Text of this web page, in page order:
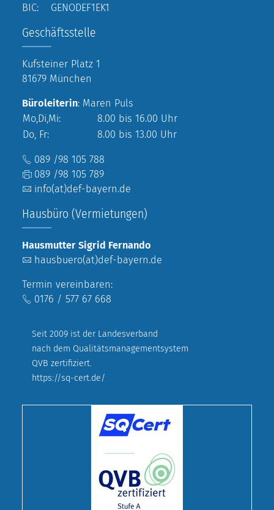
BIC: GENODEF1EK1
Geschäftsstelle
Kufsteiner Platz 1
81679 München
Büroleiterin: Maren Puls
Mo,Di,Mi:
8.00 bis 16.00 Uhr
Do, Fr:
8.00 bis 13.00 Uhr
089 /98 105 788
089 /98 105 789
info(at)def-bayern.de
Hausbüro (Vermietungen)
Hausmutter Sigrid Fernando
hausbuero(at)def-bayern.de
Termin vereinbaren:
0176 / 577 67 668
Seit 2009 ist der Landesverband
nach dem Qualitätsmanagementsystem
QVB zertifiziert.
https://sq-cert.de/